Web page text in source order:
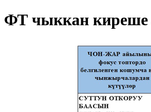
ФТ чыккан киреше